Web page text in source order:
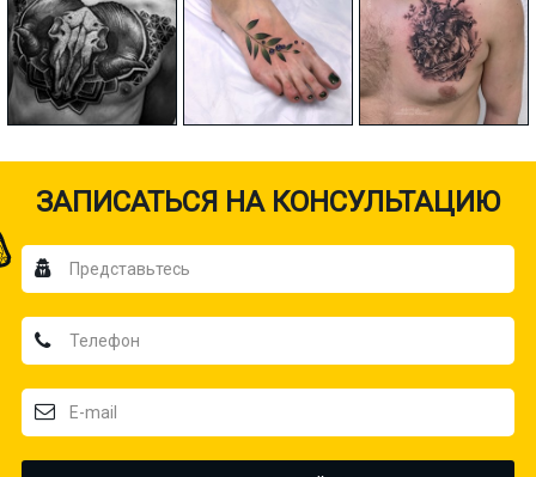
ЗАПИСАТЬСЯ НА КОНСУЛЬТАЦИЮ